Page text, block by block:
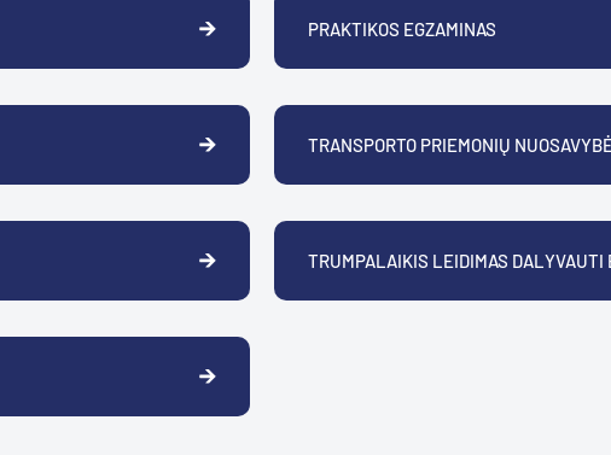
PRAKTIKOS EGZAMINAS
TRANSPORTO PRIEMONIŲ
TRUMPALAIKIS LEIDIMAS DALYVAUTI